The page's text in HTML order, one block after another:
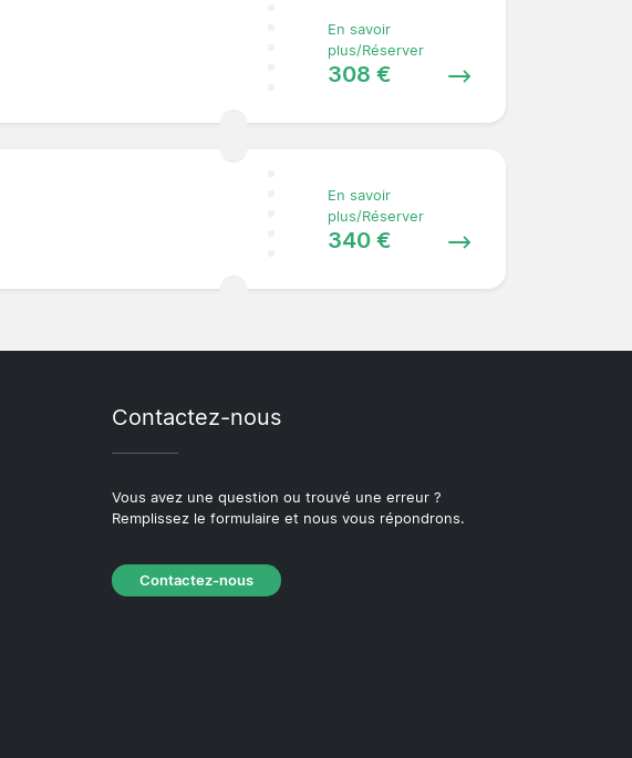
En savoir
plus/Réserver
308 €
En savoir
plus/Réserver
340 €
Contactez-nous
Vous avez une question ou trouvé une erreur ?
Remplissez le formulaire et nous vous répondrons.
Contactez-nous